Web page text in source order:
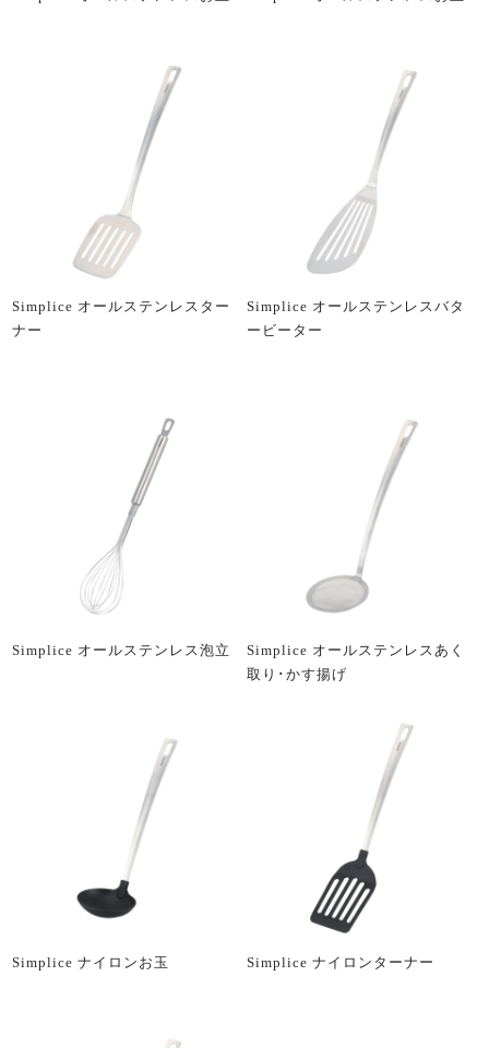
Simplice オールステンレスター
ナー
Simplice オールステンレスバタ
ービーター
Simplice オールステンレス泡立
Simplice オールステンレスあく
取り･かす揚げ
Simplice ナイロンお玉 Simplice ナイロンターナー